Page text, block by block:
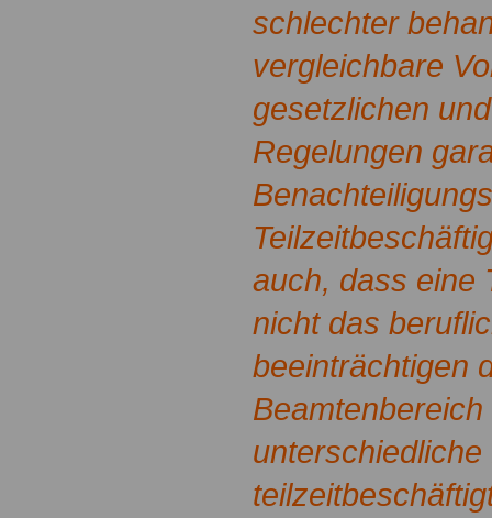
schlechter
vergleichbare
gesetzlichen
Regelungen
auch, dass eine
nicht das
beeinträchtigen